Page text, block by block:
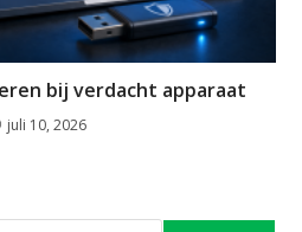
bij verdacht apparaat
juli 10, 2026